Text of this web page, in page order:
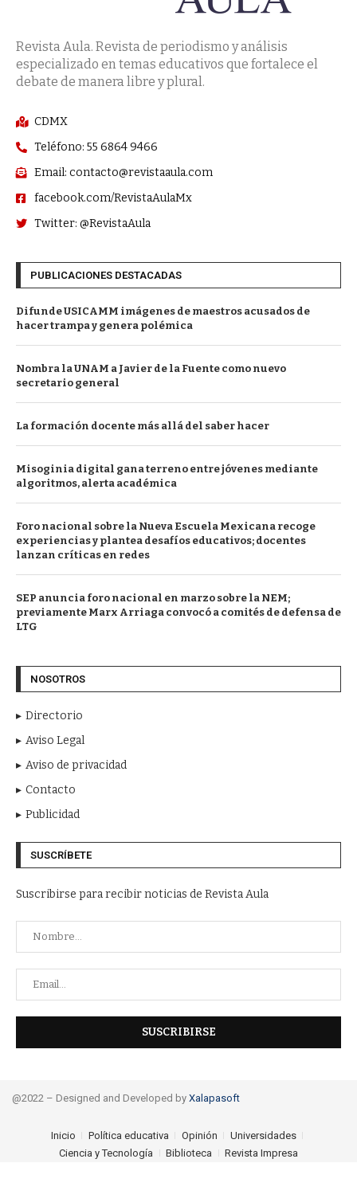
Revista Aula. Revista de periodismo y análisis
especializado en temas educativos que fortalece el
debate de manera libre y plural.
CDMX
Teléfono: 55 6864 9466
Email: contacto@revistaaula.com
facebook.com/RevistaAulaMx
Twitter: @RevistaAula
PUBLICACIONES DESTACADAS
Difunde USICAMM imágenes de maestros acusados de
hacer trampa y genera polémica
Nombra la UNAM a Javier de la Fuente como nuevo
secretario general
La formación docente más allá del saber hacer
Misoginia digital gana terreno entre jóvenes mediante
algoritmos, alerta académica
Foro nacional sobre la Nueva Escuela Mexicana recoge
experiencias y plantea desafíos educativos; docentes
lanzan críticas en redes
SEP anuncia foro nacional en marzo sobre la NEM;
previamente Marx Arriaga convocó a comités de defensa de
LTG
NOSOTROS
Directorio
Aviso Legal
Aviso de privacidad
Contacto
Publicidad
SUSCRÍBETE
Suscribirse para recibir noticias de Revista Aula
@2022 – Designed and Developed by Xalapasoft
Inicio Política educativa Opinión
Universidades
Ciencia y Tecnología
Biblioteca Revista Impresa